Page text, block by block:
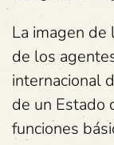
La imagen de
de los
internacional
de un Estado
funciones